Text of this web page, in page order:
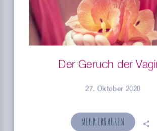
Der Geruch der
27. Oktober 2020
MEHR ERFAHREN 🗣